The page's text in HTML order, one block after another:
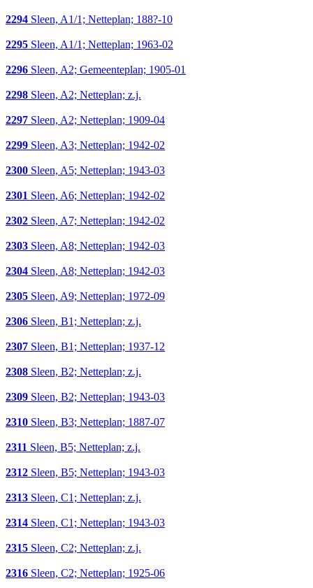
2294 Sleen, A1/1; Netteplan; 188?-10
2295 Sleen, A1/1; Netteplan; 1963-02
2296 Sleen, A2; Gemeenteplan; 1905-01
2298 Sleen, A2; Netteplan; z.j.
2297 Sleen, A2; Netteplan; 1909-04
2299 Sleen, A3; Netteplan; 1942-02
2300 Sleen, A5; Netteplan; 1943-03
2301 Sleen, A6; Netteplan; 1942-02
2302 Sleen, A7; Netteplan; 1942-02
2303 Sleen, A8; Netteplan; 1942-03
2304 Sleen, A8; Netteplan; 1942-03
2305 Sleen, A9; Netteplan; 1972-09
2306 Sleen, B1; Netteplan; z.j.
2307 Sleen, B1; Netteplan; 1937-12
2308 Sleen, B2; Netteplan; z.j.
2309 Sleen, B2; Netteplan; 1943-03
2310 Sleen, B3; Netteplan; 1887-07
2311 Sleen, B5; Netteplan; z.j.
2312 Sleen, B5; Netteplan; 1943-03
2313 Sleen, C1; Netteplan; z.j.
2314 Sleen, C1; Netteplan; 1943-03
2315 Sleen, C2; Netteplan; z.j.
2316 Sleen, C2; Netteplan; 1925-06